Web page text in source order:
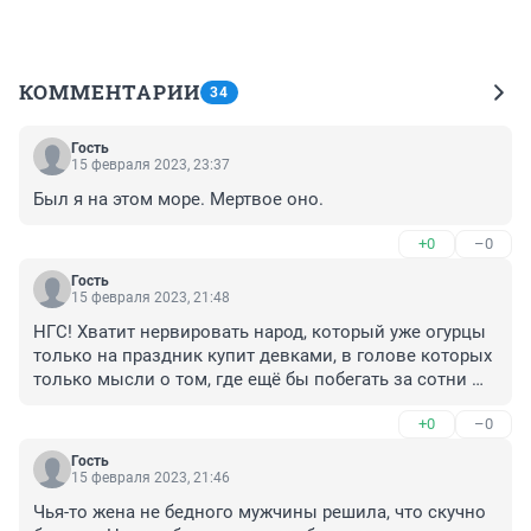
КОММЕНТАРИИ 34
Гость
15 февраля 2023, 23:37
Был я на этом море. Мертвое оно.
+0 –0
Гость
15 февраля 2023, 21:48
НГС! Хватит нервировать народ, который уже огурцы
только на праздник купит девками, в голове которых
только мысли о том, где ещё бы побегать за сотни
+0 –0
Гость
15 февраля 2023, 21:46
Чья-то жена не бедного мужчины решила, что скучно